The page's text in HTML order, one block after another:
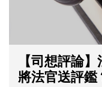
【司想評論
將法官送評鑑